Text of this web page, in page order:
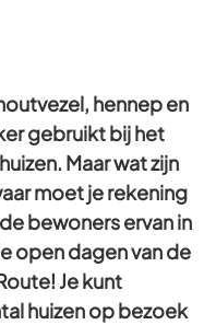
hennep en
gebruikt bij het
Maar wat zijn
moet je rekening
bewoners ervan in
open dagen van de
Je kunt
huizen op bezoek